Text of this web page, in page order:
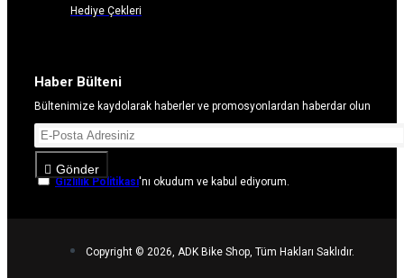
Hediye Çekleri
Haber Bülteni
Bültenimize kaydolarak haberler ve promosyonlardan haberdar olun
Gönder
Gizlilik Politikası'nı okudum ve kabul ediyorum.
Copyright © 2026, ADK Bike Shop, Tüm Hakları Saklıdır.